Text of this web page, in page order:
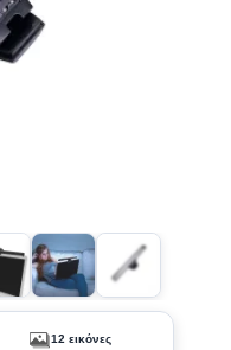
+7
12 εικόνες